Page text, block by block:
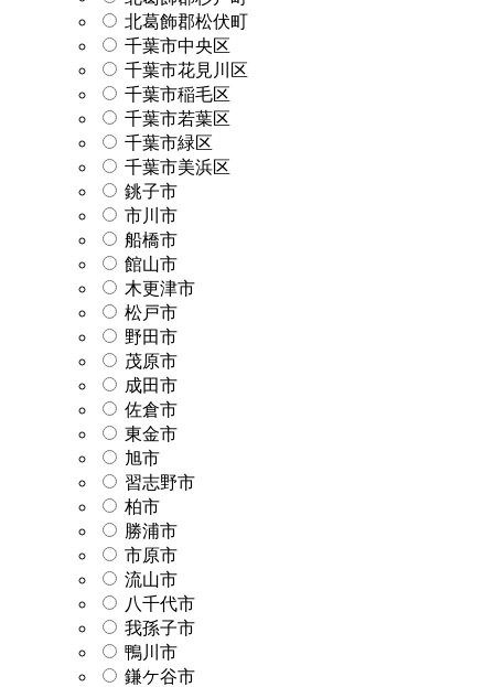
北葛飾郡松伏町
千葉市中央区
千葉市花見川区
千葉市稲毛区
千葉市若葉区
千葉市緑区
千葉市美浜区
銚子市
市川市
船橋市
館山市
木更津市
松戸市
野田市
茂原市
成田市
佐倉市
東金市
旭市
習志野市
柏市
勝浦市
市原市
流山市
八千代市
我孫子市
鴨川市
鎌ケ谷市